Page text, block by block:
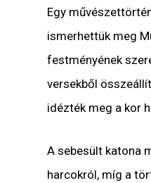
Egy
ismerhettük meg
festményének
versekből
idézték meg a kor
A sebesült katona
harcokról, míg a